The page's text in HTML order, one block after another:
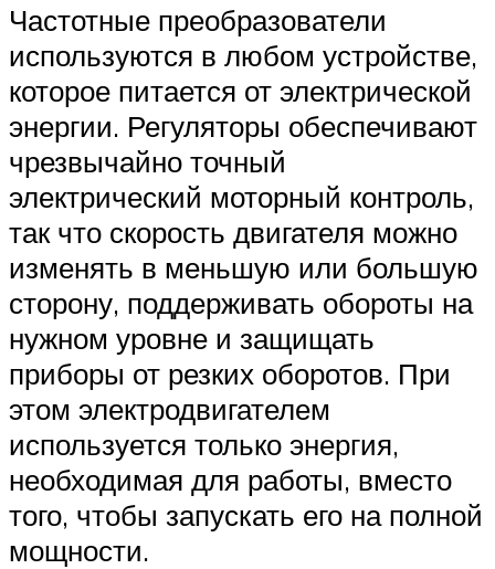
Частотные преобразователи
используются в любом устройстве,
которое питается от электрической
энергии. Регуляторы обеспечивают
чрезвычайно точный
электрический моторный контроль,
так что скорость двигателя можно
изменять в меньшую или большую
сторону, поддерживать обороты на
нужном уровне и защищать
приборы от резких оборотов. При
этом электродвигателем
используется только энергия,
необходимая для работы, вместо
того, чтобы запускать его на полной
мощности.